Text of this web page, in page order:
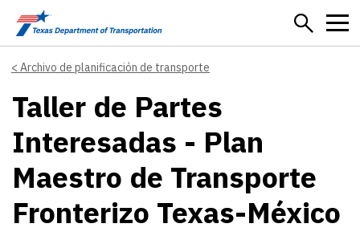
Skip to main content
Archivo de planificación de transporte
Taller de Partes
Interesadas - Plan
Maestro de Transporte
Fronterizo Texas-México